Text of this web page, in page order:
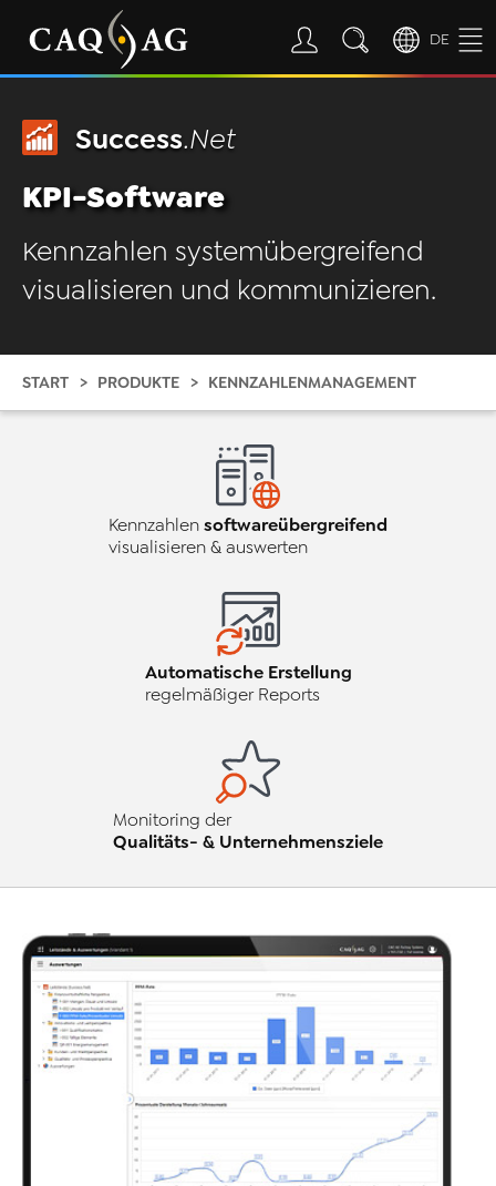
DE
Success.Net
KPI-Software
Kennzahlen systemübergreifend
visualisieren und kommunizieren.
START PRODUKTE KENNZAHLENMANAGEMENT
Kennzahlen softwareübergreifend
visualisieren & auswerten
Automatische Erstellung
regelmäßiger Reports
Monitoring der
Qualitäts- & Unternehmensziele